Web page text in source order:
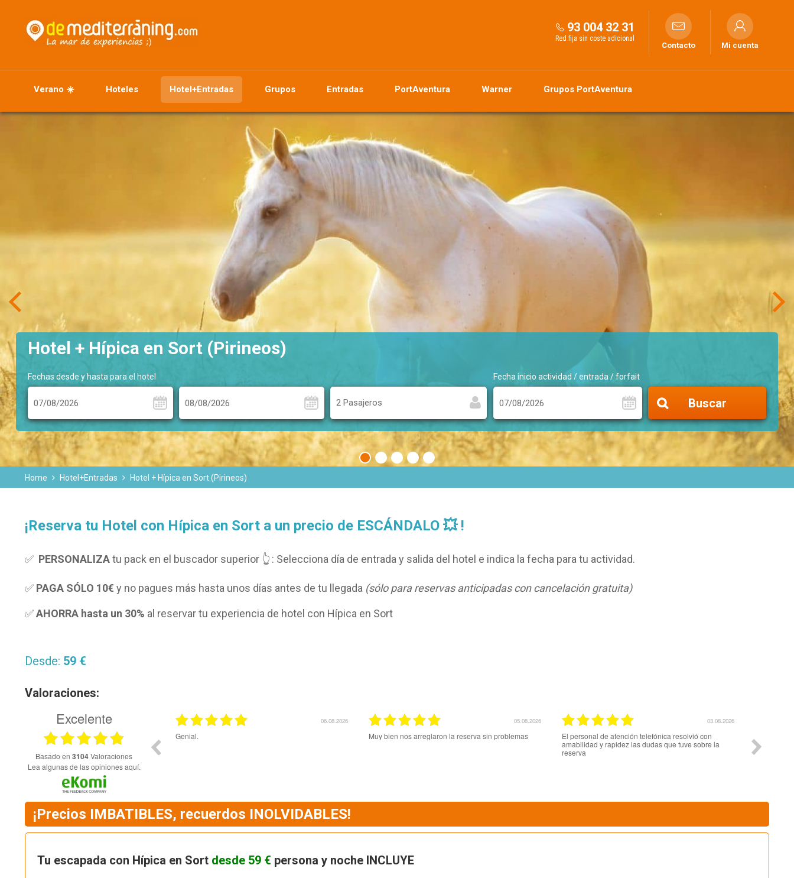
93 004 32 31
Red fija sin coste adicional
Contacto Mi cuenta
Verano ☀️ Hoteles Hotel+Entradas Grupos Entradas PortAventura Warner Grupos PortAventura
Hotel + Hípica en Sort (Pirineos)
Fechas desde y hasta para el hotel
2 Pasajeros
Fecha inicio actividad / entrada / forfait
Buscar
Home Hotel+Entradas Hotel + Hípica en Sort (Pirineos)
¡Reserva tu Hotel con Hípica en Sort a un precio de ESCÁNDALO 💥 !
✅ PERSONALIZAtu pack en el buscador superior 👆 : Selecciona día de entrada y salida del hotel e indica la fecha para tu actividad.
✅ PAGA SÓLO 10€ y no pagues más hasta unos días antes de tu llegada (sólo para reservas anticipadas con cancelación gratuita)
✅AHORRA hasta un 30% al reservar tu experiencia de hotel con Hípica en Sort
Desde: 59 €
Valoraciones:
Excelente
basado en 3104Valoraciones
Lea algunas de las opiniones aquí.
de atención telefónica resolvió con
y rapidez las dudas que tuve sobre la
03.08.2026
Me gustaría hacer el pago de una sóla vez
03.08.2026
Todo bien y rápido
01.08.2026
Sí, muchas gracias
¡Precios IMBATIBLES, recuerdos INOLVIDABLES!
Tu escapada con Hípica en Sort desde 59 € persona y noche INCLUYE